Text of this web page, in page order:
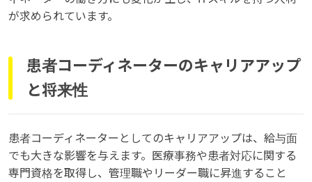
が求められています。
患者コーディネーターのキャリアアップ
と将来性
患者コーディネーターとしてのキャリアアップは、給与面
でも大きな影響を与えます。医療事務や患者対応に関する
専門資格を取得し、管理職やリーダー職に昇進すること